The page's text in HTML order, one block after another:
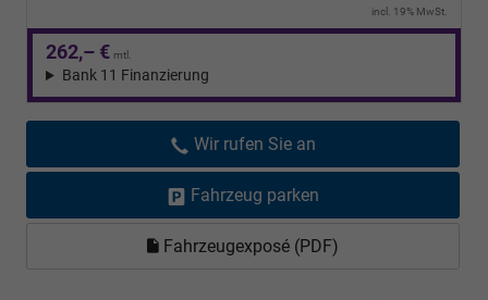
incl. 19% MwSt.
262,– € mtl.
Bank 11 Finanzierung
Wir rufen Sie an
Fahrzeug parken
Fahrzeugexposé (PDF)